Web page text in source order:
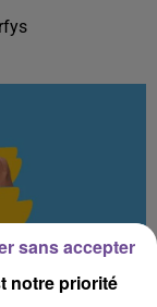
notre priorité
sans accepter